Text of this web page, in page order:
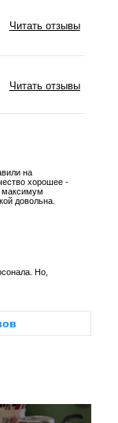
Читать отзывы
Читать отзывы
на
хорошее -
максимум
довольна.
Но,